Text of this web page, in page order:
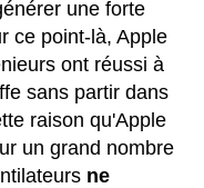
une forte
ce point-là, Apple
ont réussi à
sans partir dans
raison qu'Apple
un grand nombre
ne